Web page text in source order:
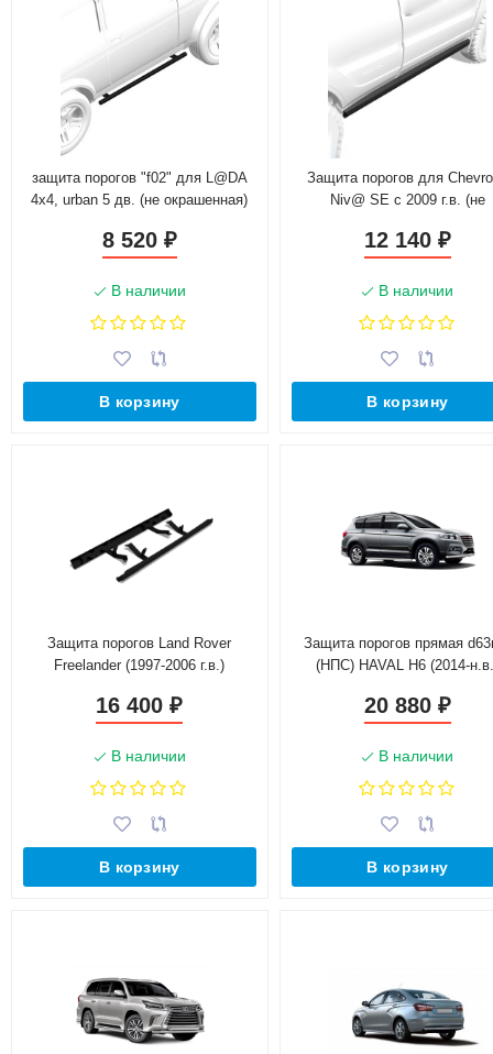
защита порогов "f02" для L@DA
4x4, urban 5 дв. (не окрашенная)
8 520 ₽
В наличии
В корзину
Защита порогов для
Niv@ SE с 2009 г.в. (не
12 140 ₽
В наличии
В корзину
Защита порогов Land Rover
Freelander (1997-2006 г.в.)
16 400₽
В наличии
В корзину
Защита порогов прямая
(НПС) HAVAL H6 (2014-
20 880 ₽
В наличии
В корзину